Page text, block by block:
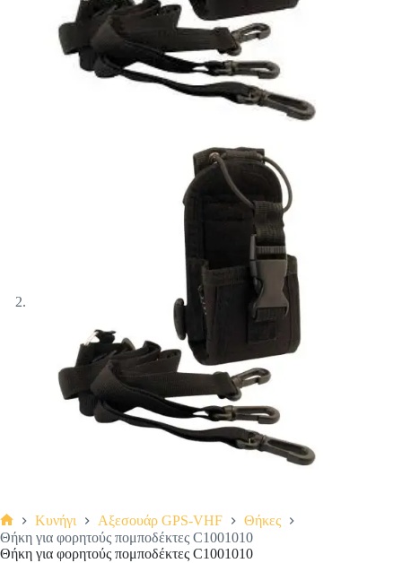
Αρχική
σελίδα
Κυνήγι Αξεσουάρ GPS-VHF
Θήκες
Θήκη για φορητούς πομποδέκτες C1001010
Θήκη για φορητούς πομποδέκτες C1001010